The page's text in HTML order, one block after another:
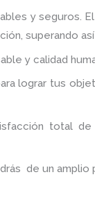
y seguros.
superando
y calidad
lograr tus
total
de un